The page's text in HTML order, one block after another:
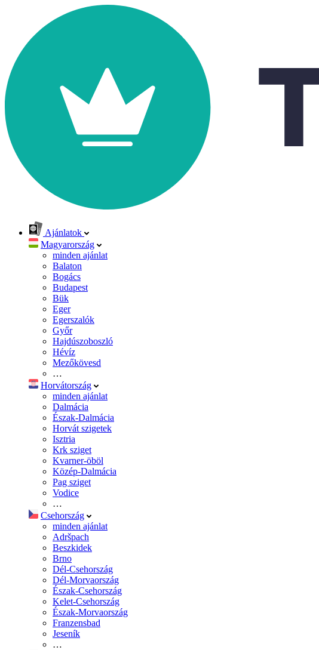
Ajánlatok
Magyarország
minden ajánlat
Balaton
Bogács
Budapest
Bük
Eger
Egerszalók
Győr
Hajdúszoboszló
Hévíz
Mezőkövesd
…
Horvátország
minden ajánlat
Dalmácia
Észak-Dalmácia
Horvát szigetek
Isztria
Krk sziget
Kvarner-öböl
Közép-Dalmácia
Pag sziget
Vodice
…
Csehország
minden ajánlat
Adršpach
Beszkidek
Brno
Dél-Csehország
Dél-Morvaország
Észak-Csehország
Kelet-Csehország
Észak-Morvaország
Franzensbad
Jeseník
…